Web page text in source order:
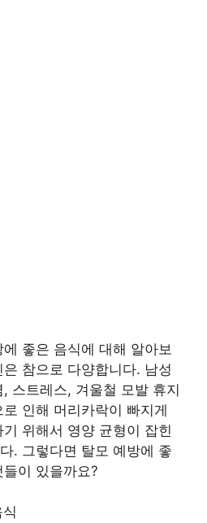
좋은 음식에 대해 알아보
참으로 다양합니다. 남성
스트레스, 겨울철 모발 휴지
인해 머리카락이 빠지게
위해서 영양 균형이 잡힌
. 그렇다면 탈모 예방에 좋
이 있을까요?